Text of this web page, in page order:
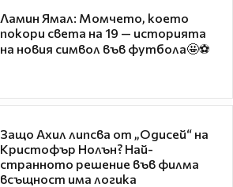
Ламин Ямал: Момчето, което
покори света на 19 — историята
на новия символ във футбола🤩⚽
Защо Ахил липсва от „Одисей“ на
Кристофър Нолън? Най-
странното решение във филма
всъщност има логика